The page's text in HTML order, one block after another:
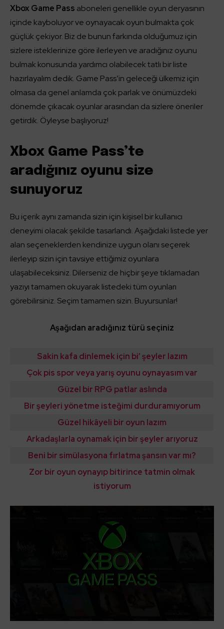
Xbox Game Pass aboneleri genellikle oyun deryasının
içinde kayboluyor ve oynayacak oyun bulmakta çok
güçlük çekiyor. Biz de bunun farkında olduğumuz için
sizlere isteklerinize göre ilerleyen ve aradığınız oyunu
bulmak konusunda yardımcı olabilecek tatlı bir liste
hazırlayalım dedik. Game Pass’in geleceği ülkemiz için
olmasa da genel anlamda çok parlak ve önümüzdeki
dönemde çıkacak oyunlar arasından da sizlere öneriler
getirdik. Öyleyse başlıyoruz!
Xbox Game Pass’te
aradığınız oyunu size
sunuyoruz
Bu içerik aynı zamanda sizin için kişisel bir kullanıcı
deneyimi olacak şekilde tasarlandı. Aşağıdaki listede yer
alan seçeneklerden kendinize uygun olanı seçerek
ilerleyip sizin için tavsiye ettiğimiz oyunlara
ulaşabileceksiniz. Dilerseniz de hiçbir şeye tıklamadan
yazıyı tamamen okuyarak listedeki tüm oyunları
görebilirsiniz. Seçim tamamen sizin. Buyursunlar!
Aşağıdan aradığınız türü seçiniz
Sakin kafa dinlemek için bi’ şeyler lazım
Çok pis spor veya yarış oyunu oynayasım var
Güzel bir RPG patlar aslında
Bir şeyleri yönetme isteğimi durduramıyorum
Güzel hikâyeli bir oyun lazım
Arkadaşlarla oynamak için bir şeyler arıyoruz
Beni bir simülasyona fırlatma şansın var mı?
Zor bir oyun oynayıp bitirince tatmin olmak
istiyorum